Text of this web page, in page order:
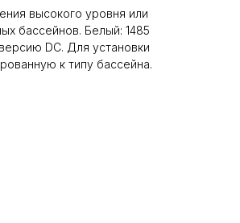
высокого уровня или
бассейнов. Белый: 1485
DC. Для установки
к типу бассейна.